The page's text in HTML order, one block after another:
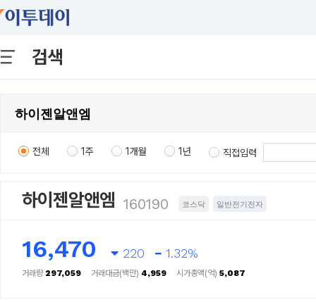
검색
전체 1주 1개월 1년 직접입력
하이젠알앤엠 160190 코스닥 일반전기전자
16,470 220 1.32%
거래량 297,059 거래대금(백만) 4,959 시가총액(억) 5,087